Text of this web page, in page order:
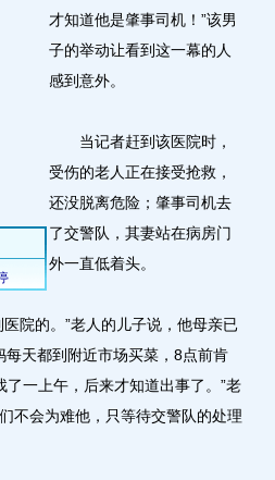
才知道他是肇事司机！”该男
子的举动让看到这一幕的人
感到意外。
当记者赶到该医院时，
受伤的老人正在接受抢救，
还没脱离危险；肇事司机去
了交警队，其妻站在病房门
外一直低着头。
院的。”老人的儿子说，他母亲已
天都到附近市场买菜，8点前肯
一上午，后来才知道出事了。”老
不会为难他，只等待交警队的处理